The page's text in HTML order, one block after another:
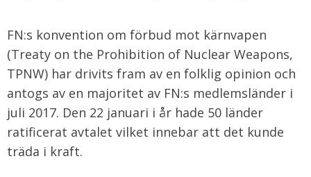
FN:s konvention om förbud mot kärnvapen
(Treaty on the Prohibition of Nuclear Weapons,
TPNW) har drivits fram av en folklig opinion och
antogs av en majoritet av FN:s medlemsländer i
juli 2017. Den 22 januari i år hade 50 länder
ratificerat avtalet vilket innebar att det kunde
träda i kraft.